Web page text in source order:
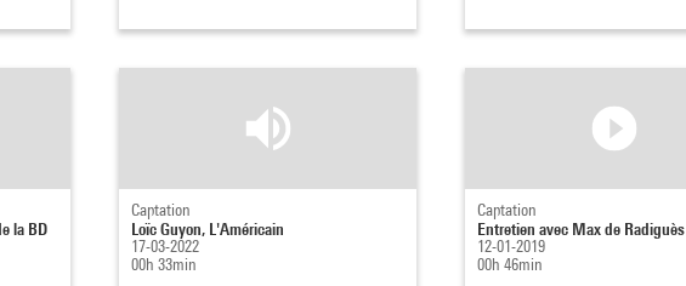
la BD
Captation
Loïc Guyon, L'Américain
17-03-2022
00h 33min
Captation
Entretien avec Max de Radiguès
12-01-2019
00h 46min